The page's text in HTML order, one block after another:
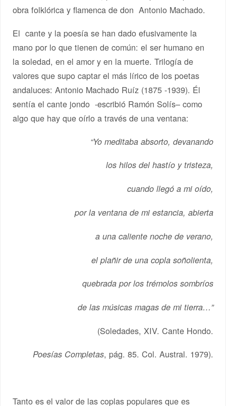
obra folklórica y flamenca de don Antonio Machado.
El cante y la poesía se han dado efusivamente la
mano por lo que tienen de común: el ser humano en
la soledad, en el amor y en la muerte. Trilogía de
valores que supo captar el más lírico de los poetas
andaluces: Antonio Machado Ruíz (1875 -1939). Él
sentía el cante jondo -escribió Ramón Solís– como
algo que hay que oírlo a través de una ventana:
“Yo meditaba absorto, devanando
los hilos del hastío y tristeza,
cuando llegó a mi oído,
por la ventana de mi estancia, abierta
a una caliente noche de verano,
el plañir de una copla soñolienta,
quebrada por los trémolos sombríos
de las músicas magas de mi tierra…”
(Soledades, XIV. Cante Hondo.
Poesías Completas, pág. 85. Col. Austral. 1979).
Tanto es el valor de las coplas populares que es